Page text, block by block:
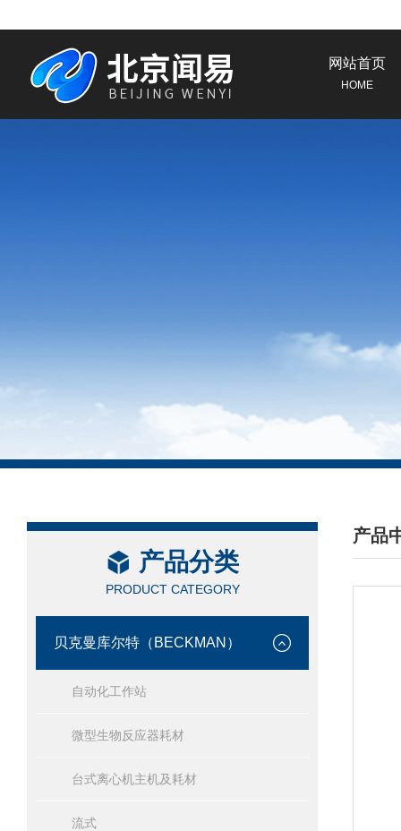
网站首页
HOME
产品分类
PRODUCT CATEGORY
贝克曼库尔特（BECKMAN）
自动化工作站
微型生物反应器耗材
台式离心机主机及耗材
流式
产品
/